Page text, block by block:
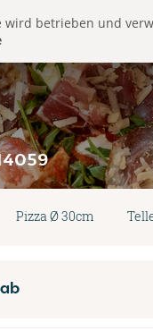
wird betrieben und
Pizza Ø 30cm